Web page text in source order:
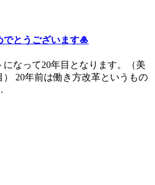
でとうございます🎍
なって20年目となります。（美
） 20年前は働き方改革というもの